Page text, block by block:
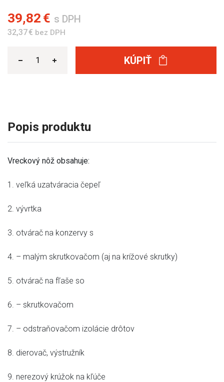
39,82 € s DPH
32,37 € bez DPH
KÚPIŤ
Popis produktu
Vreckový nôž obsahuje:
1. veľká uzatváracia čepeľ
2. vývrtka
3. otvárač na konzervy s
4. – malým skrutkovačom (aj na krížové skrutky)
5. otvárač na fľaše so
6. – skrutkovačom
7. – odstraňovačom izolácie drôtov
8. dierovač, výstružník
9. nerezový krúžok na kľúče